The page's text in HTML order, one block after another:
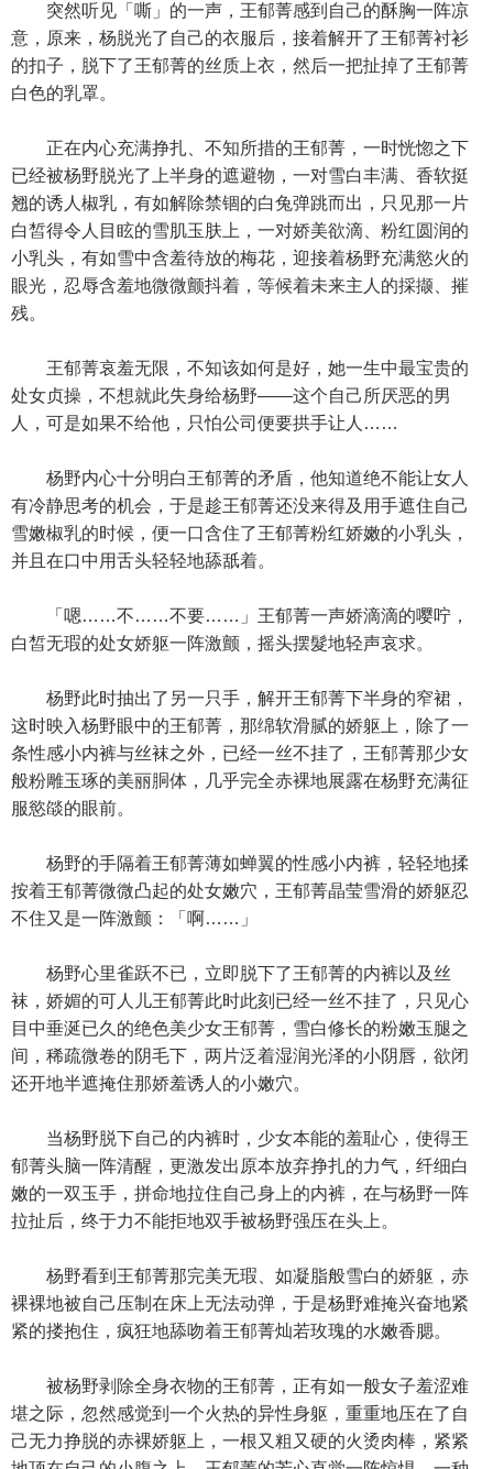
突然听见「嘶」的一声，王郁菁感到自己的酥胸一阵凉
意，原来，杨脱光了自己的衣服后，接着解开了王郁菁衬衫
的扣子，脱下了王郁菁的丝质上衣，然后一把扯掉了王郁菁
白色的乳罩。
正在内心充满挣扎、不知所措的王郁菁，一时恍惚之下
已经被杨野脱光了上半身的遮避物，一对雪白丰满、香软挺
翘的诱人椒乳，有如解除禁锢的白兔弹跳而出，只见那一片
白皙得令人目眩的雪肌玉肤上，一对娇美欲滴、粉红圆润的
小乳头，有如雪中含羞待放的梅花，迎接着杨野充满慾火的
眼光，忍辱含羞地微微颤抖着，等候着未来主人的採撷、摧
残。
王郁菁哀羞无限，不知该如何是好，她一生中最宝贵的
处女贞操，不想就此失身给杨野——这个自己所厌恶的男
人，可是如果不给他，只怕公司便要拱手让人……
杨野内心十分明白王郁菁的矛盾，他知道绝不能让女人
有冷静思考的机会，于是趁王郁菁还没来得及用手遮住自己
雪嫩椒乳的时候，便一口含住了王郁菁粉红娇嫩的小乳头，
并且在口中用舌头轻轻地舔舐着。
「嗯……不……不要……」王郁菁一声娇滴滴的嘤咛，
白皙无瑕的处女娇躯一阵激颤，摇头摆髮地轻声哀求。
杨野此时抽出了另一只手，解开王郁菁下半身的窄裙，
这时映入杨野眼中的王郁菁，那绵软滑腻的娇躯上，除了一
条性感小内裤与丝袜之外，已经一丝不挂了，王郁菁那少女
般粉雕玉琢的美丽胴体，几乎完全赤裸地展露在杨野充满征
服慾燄的眼前。
杨野的手隔着王郁菁薄如蝉翼的性感小内裤，轻轻地揉
按着王郁菁微微凸起的处女嫩穴，王郁菁晶莹雪滑的娇躯忍
不住又是一阵激颤：「啊……」
杨野心里雀跃不已，立即脱下了王郁菁的内裤以及丝
袜，娇媚的可人儿王郁菁此时此刻已经一丝不挂了，只见心
目中垂涎已久的绝色美少女王郁菁，雪白修长的粉嫩玉腿之
间，稀疏微卷的阴毛下，两片泛着湿润光泽的小阴唇，欲闭
还开地半遮掩住那娇羞诱人的小嫩穴。
当杨野脱下自己的内裤时，少女本能的羞耻心，使得王
郁菁头脑一阵清醒，更激发出原本放弃挣扎的力气，纤细白
嫩的一双玉手，拼命地拉住自己身上的内裤，在与杨野一阵
拉扯后，终于力不能拒地双手被杨野强压在头上。
杨野看到王郁菁那完美无瑕、如凝脂般雪白的娇躯，赤
裸裸地被自己压制在床上无法动弹，于是杨野难掩兴奋地紧
紧的搂抱住，疯狂地舔吻着王郁菁灿若玫瑰的水嫩香腮。
被杨野剥除全身衣物的王郁菁，正有如一般女子羞涩难
堪之际，忽然感觉到一个火热的异性身躯，重重地压在了自
己无力挣脱的赤裸娇躯上，一根又粗又硬的火烫肉棒，紧紧